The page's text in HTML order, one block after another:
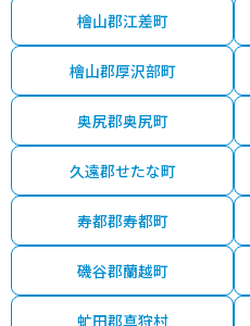
檜山郡江差町
檜山郡厚沢部町
奥尻郡奥尻町
久遠郡せたな町
寿都郡寿都町
磯谷郡蘭越町
虻田郡真狩村